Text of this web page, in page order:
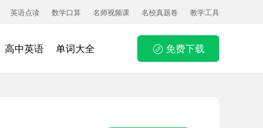
英语点读 数学口算 名师视频课 名校真题卷 教学工具
高中英语 单词大全 免费下载